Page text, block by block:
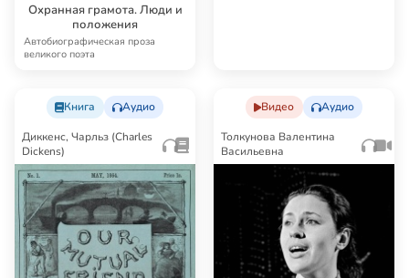
Охранная грамота. Люди и
положения
Автобиографическая проза
великого поэта
Книга Аудио
Диккенс, Чарльз (Charles
Dickens)
Видео Аудио
Толкунова Валентина
Васильевна